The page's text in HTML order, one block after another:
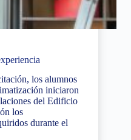
los alumnos
iniciaron
del Edificio
los
durante el